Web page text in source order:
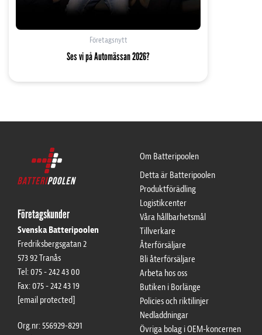
Företagsnytt
Ses vi på Automässan 2026?
Artiklar
Företagskunder
Svenska Batteripoolen
Fredriksbergsgatan 2
573 92 Tranås
Tel: 075 - 242 43 00
Fax: 075 - 242 43 19
[email protected]
Org.nr: 556929-8291
Om Batteripoolen
Detta är Batteripoolen
Produktförädling
Logistikcenter
Våra hållbarhetsmål
Tillverkare
Återförsäljare
Bli återförsäljare
Arbeta hos oss
Butiken i Borlänge
Policies och riktilinjer
Nedladdningar
Övriga bolag i OEM-koncernen